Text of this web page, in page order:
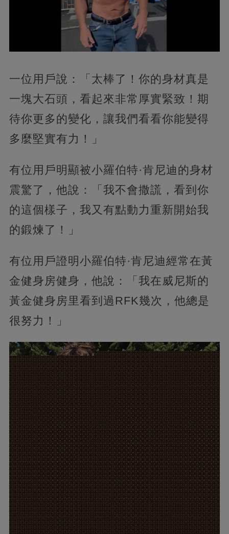
一位用戶說：「太棒了！你的身材真是
一塊大石頭，看起來非常厚實緊致！期
待你更多的變化，讓我們看看你能變得
多麼堅實有力！」
有位用戶明顯被小羅伯特·肯尼迪的身材
震驚了，他說：「我不會撒謊，看到你
的這個樣子，我又有點動力重新開始我
的鍛煉了！」
有位用戶證明小羅伯特·肯尼迪經常在黃
金健身房健身，他說：「我在威尼斯的
黃金健身房里看到過RFK幾次，他總是
很努力！」